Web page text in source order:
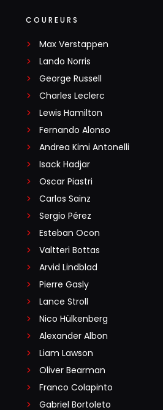
COUREURS
Max Verstappen
Lando Norris
George Russell
Charles Leclerc
Lewis Hamilton
Fernando Alonso
Andrea Kimi Antonelli
Isack Hadjar
Oscar Piastri
Carlos Sainz
Sergio Pérez
Esteban Ocon
Valtteri Bottas
Arvid Lindblad
Pierre Gasly
Lance Stroll
Nico Hülkenberg
Alexander Albon
Liam Lawson
Oliver Bearman
Franco Colapinto
Gabriel Bortoleto